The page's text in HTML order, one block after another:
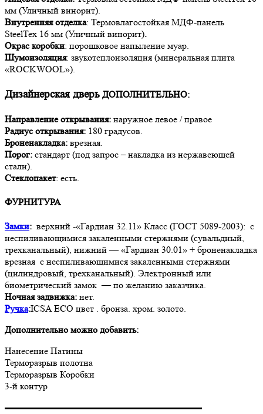
мм (Уличный винорит).
Внутренняя отделка: Термовлагостойкая МДФ-панель
SteelTex 16 мм (Уличный винорит).
Окрас коробки: порошковое напыление муар.
Шумоизоляция: звукотеплоизоляция (минеральная плита
«ROCKWOOL»).
Дизайнерская дверь ДОПОЛНИТЕЛЬНО:
Направление открывания: наружное левое / правое
Радиус открывания: 180 градусов.
Броненакладка: врезная.
Порог: стандарт (под запрос – накладка из нержавеющей
стали).
Стеклопакет: есть.
ФУРНИТУРА
Замки: верхний -«Гардиан 32.11» Класс (ГОСТ 5089-2003): с
неспиливающимися закаленными стержнями (сувальдный,
трехканальный), нижний — «Гардиан 30.01» + броненакладка
врезная с неспиливающимися закаленными стержнями
(цилиндровый, трехканальный). Электронный или
биометрический замок — по желанию заказчика.
Ночная задвижка: нет.
Ручка:ICSA ECO цвет . бронза. хром. золото.
Дополнительно можно добавить:
Нанесение Патины
Терморазрыв полотна
Терморазрыв Коробки
3-й контур
▬▬▬▬▬▬▬▬▬▬▬▬▬▬▬▬▬▬▬▬▬